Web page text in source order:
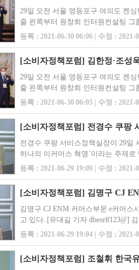
29일 오전 서울 영등포구 여의도 켄
줄 왼쪽부터 원창희 인터원컨설팅
어민주당 국회의원, 정연승 한국유
등록 : 2021-06-30 06:06 | 수정 : 2021-
[소비자정책포럼] 김한정·조성
29일 오전 서울 영등포구 여의도 켄
줄 왼쪽부터 원창희 인터원컨설팅
어민주당 국회의원, 정연승 한국유
등록 : 2021-06-30 06:05 | 수정 : 2021-
[소비자정책포럼] 전경수 쿠팡
전경수 쿠팡 서비스정책실장이 29일
하나의 이커머스 혁명’이라는 주제
·직고용 3대 정책을 통해 ‘트레이드
등록 : 2021-06-29 19:09 | 수정 : 2021-
[소비자정책포럼] 김명구 CJ
김명구 CJ ENM 커머스부문 e커머스
고 있다. [유대길 기자 dbeorlf123@]
함께 홈쇼핑 사업자 핵심 역량인 고
등록 : 2021-06-29 19:04 | 수정 : 2021-
[소비자정책포럼] 조철휘 한국